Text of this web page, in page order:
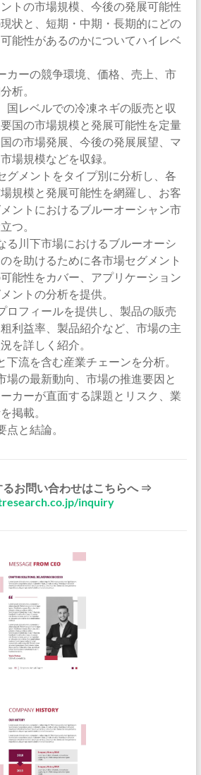
トの市場規模、今後の発展可能性
状と、短期・中期・長期的にどの
能性があるのかについてハイレベ
カーの競争環境、価格、売上、市
析。
国レベルでの冷凍ネギの販売と収
国の市場規模と発展可能性を定量
の市場発展、今後の発展展望、マ
場規模などを収録。
グメントをタイプ別に分析し、各
規模と発展可能性を網羅し、お客
ントにおけるブルーオーシャン市
つ。
る川下市場におけるブルーオーシ
を助けるために各市場セグメント
能性をカバー、アプリケーション
ントの分析を提供。
ロフィールを提供し、製品の販売
利益率、製品紹介など、市場の主
を詳しく紹介。
流を含む産業チェーンを分析。
場の最新動向、市場の推進要因と
カーが直面する課題とリスク、業
掲載。
と結論。
お問い合わせはこちらへ ⇒
inquiry